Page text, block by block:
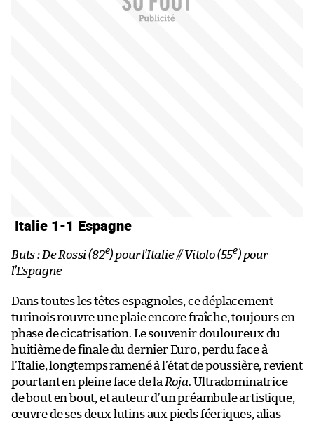
Italie 1-1 Espagne
Buts : De Rossi (82e) pour l’Italie // Vitolo (55e) pour
l’Espagne
Dans toutes les têtes espagnoles, ce déplacement
turinois rouvre une plaie encore fraîche, toujours en
phase de cicatrisation. Le souvenir douloureux du
huitième de finale du dernier Euro, perdu face à
l’Italie, longtemps ramené à l’état de poussière, revient
pourtant en pleine face de la Roja. Ultradominatrice
de bout en bout, et auteur d’un préambule artistique,
œuvre de ses deux lutins aux pieds féeriques, alias